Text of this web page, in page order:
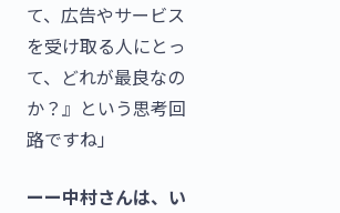
て、広告やサービス
を受け取る人にとっ
て、どれが最良なの
か？』という思考回
路ですね」
ーー中村さんは、い